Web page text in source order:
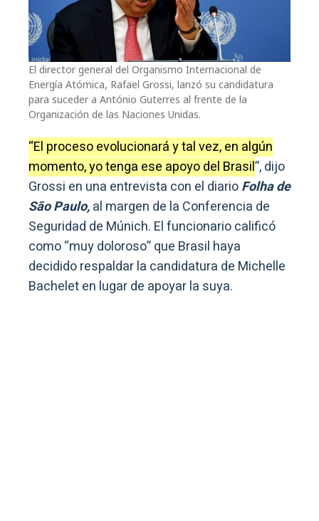
El director general del Organismo Internacional de
Energía Atómica, Rafael Grossi, lanzó su candidatura
para suceder a António Guterres al frente de la
Organización de las Naciones Unidas.
“El proceso evolucionará y tal vez, en algún
momento, yo tenga ese apoyo del Brasil”, dijo
Grossi en una entrevista con el diarioFolha de
São Paulo,al margen de la Conferencia de
Seguridad de Múnich. El funcionario calificó
como “muy doloroso” que Brasil haya
decidido respaldar la candidatura de Michelle
Bachelet en lugar de apoyar la suya.